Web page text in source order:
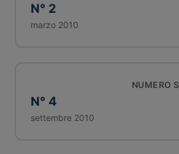
N° 2
marzo 2010
NUMERO
N° 4
settembre 2010